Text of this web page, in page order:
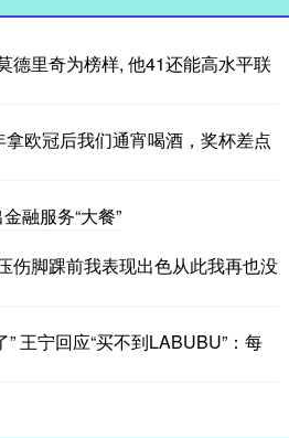
德里奇为榜样, 他41还能高水平联
欧冠后我们通宵喝酒，奖杯差点
融服务“大餐”
伤脚踝前我表现出色从此我再也没
王宁回应“买不到LABUBU”：每